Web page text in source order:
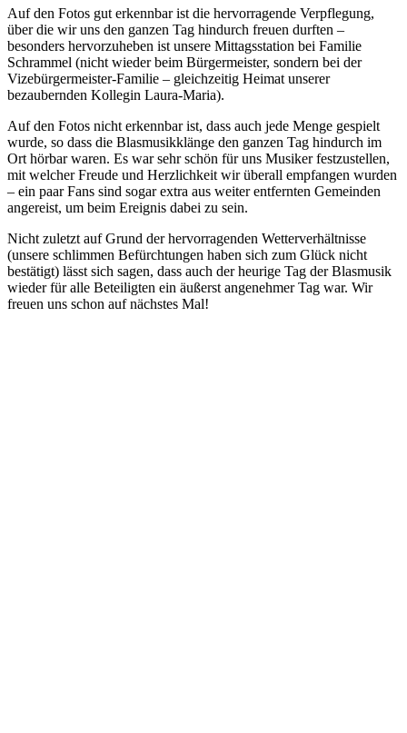
Auf den Fotos gut erkennbar ist die hervorragende Verpflegung,
über die wir uns den ganzen Tag hindurch freuen durften –
besonders hervorzuheben ist unsere Mittagsstation bei Familie
Schrammel (nicht wieder beim Bürgermeister, sondern bei der
Vizebürgermeister-Familie – gleichzeitig Heimat unserer
bezaubernden Kollegin Laura-Maria).
Auf den Fotos nicht erkennbar ist, dass auch jede Menge gespielt
wurde, so dass die Blasmusikklänge den ganzen Tag hindurch im
Ort hörbar waren. Es war sehr schön für uns Musiker festzustellen,
mit welcher Freude und Herzlichkeit wir überall empfangen wurden
– ein paar Fans sind sogar extra aus weiter entfernten Gemeinden
angereist, um beim Ereignis dabei zu sein.
Nicht zuletzt auf Grund der hervorragenden Wetterverhältnisse
(unsere schlimmen Befürchtungen haben sich zum Glück nicht
bestätigt) lässt sich sagen, dass auch der heurige Tag der Blasmusik
wieder für alle Beteiligten ein äußerst angenehmer Tag war. Wir
freuen uns schon auf nächstes Mal!